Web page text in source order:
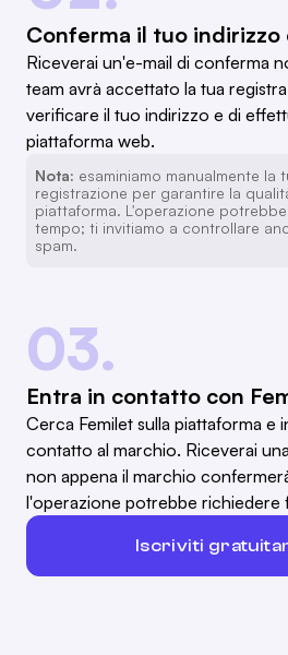
Conferma il tuo indirizzo
Riceverai un'e-mail di conferma
team avrà accettato la tua
verificare il tuo indirizzo e di
piattaforma web.
Nota: esaminiamo manualmente la
registrazione per garantire la
piattaforma. L'operazione
tempo; ti invitiamo a controllare
spam.
03.
Entra in contatto con
Cerca Femilet sulla piattaforma e
contatto al marchio. Riceverai
non appena il marchio
l'operazione potrebbe richiedere
Iscriviti